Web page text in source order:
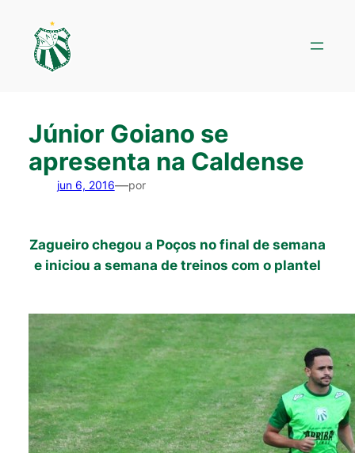
conteúdo
Júnior Goiano se
apresenta na Caldense
jun 6, 2016—por
Zagueiro chegou a Poços no final de semana
e iniciou a semana de treinos com o plantel